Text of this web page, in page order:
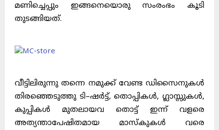
മണിച്ചെപ്പും ഇങ്ങനെയൊരു സംരംഭം കൂടി
തുടങ്ങിയത്.
വീട്ടിലിരുന്നു തന്നെ നമുക്ക് വേണ്ട ഡിസൈനുകൾ
തിരഞ്ഞെടുത്തു ടി–ഷർട്ട്,തൊപ്പികൾ,ഗ്ലാസ്സുകൾ,
കുപ്പികൾ മുതലായവ തൊട്ട് ഇന്ന് വളരെ
അത്യന്താപേഷിതമായ മാസ്കുകൾ വരെ